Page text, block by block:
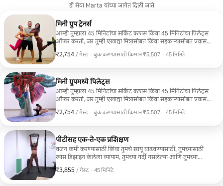
ही सेवा Marta यांच्या जागेत दिली जाते
मिनी ग्रुप ट्रेनर्स
आम्ही तुम्हाला 45 मिनिटांचा सर्किट क्लास किंवा 45 मिनिटांचा पिलेट्स
ऑफर करतो, जर तुम्ही एखाद्या मित्रासोबत किंवा सहकाऱ्यासोबत प्रवास
आणि त्यानंतर एक ट्रेनर असेल जो तुमचे वर्कआउट कस्टमाईझ करेल,
₹2,754 / गेस्ट
₹2,754 प्रति गेस्ट · बुक करण्यासाठी किमान ₹5,507
, · 45 मिनिटे
मिनी ग्रुपमध्ये पिलेट्स
आम्ही तुम्हाला 45 मिनिटांचा सर्किट क्लास किंवा 45 मिनिटांचा पिलेट्स
ऑफर करतो, जर तुम्ही एखाद्या मित्रासोबत किंवा सहकाऱ्यासोबत प्रवास
आणि त्यानंतर एक ट्रेनर असेल जो तुमचे वर्कआउट कस्टमाईझ करेल,
₹2,754 / गेस्ट
₹2,754 प्रति गेस्ट · बुक करण्यासाठी किमान ₹5,507
, · 45 मिनिटे
पीटीसह एक-ते-एक प्रशिक्षण
वजन कमी करण्यासाठी किंवा तुमचे स्नायू वाढवण्यासाठी, तुमच्यासाठी
खास डिझाइन केलेला व्यायाम, तुमच्या गर्दी नसलेल्या आणि तुमच्या
तुमचे मार्गदर्शन करेल
₹3,855 / गेस्ट
₹3,855 प्रति गेस्ट
, · 45 मिनिटे